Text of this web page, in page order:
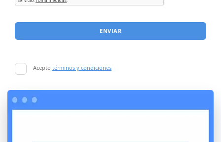
ENVIAR
Acepto términos y condiciones